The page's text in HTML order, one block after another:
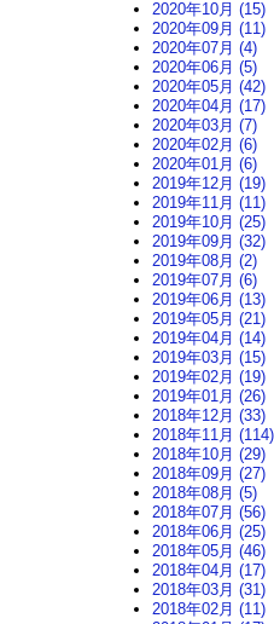
2020年10月 (15)
2020年09月 (11)
2020年07月 (4)
2020年06月 (5)
2020年05月 (42)
2020年04月 (17)
2020年03月 (7)
2020年02月 (6)
2020年01月 (6)
2019年12月 (19)
2019年11月 (11)
2019年10月 (25)
2019年09月 (32)
2019年08月 (2)
2019年07月 (6)
2019年06月 (13)
2019年05月 (21)
2019年04月 (14)
2019年03月 (15)
2019年02月 (19)
2019年01月 (26)
2018年12月 (33)
2018年11月 (114)
2018年10月 (29)
2018年09月 (27)
2018年08月 (5)
2018年07月 (56)
2018年06月 (25)
2018年05月 (46)
2018年04月 (17)
2018年03月 (31)
2018年02月 (11)